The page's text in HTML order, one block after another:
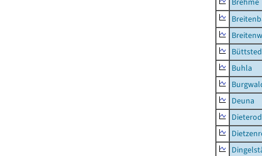
Buhla
Deuna